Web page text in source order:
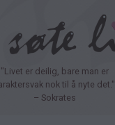
"Livet er deilig, bare man er
nok til å nyte det."
– Sokrates